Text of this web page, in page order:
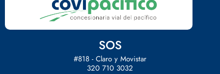
SOS
#818 - Claro y Movistar
320 710 3032